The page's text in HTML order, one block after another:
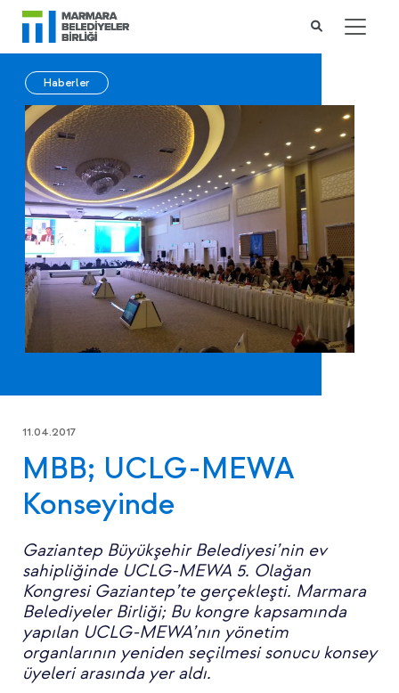
Haberler
11.04.2017
MBB; UCLG-MEWA
Konseyinde
Gaziantep Büyükşehir Belediyesi’nin ev
sahipliğinde UCLG-MEWA 5. Olağan
Kongresi Gaziantep’te gerçekleşti. Marmara
Belediyeler Birliği; Bu kongre kapsamında
yapılan UCLG-MEWA’nın yönetim
organlarının yeniden seçilmesi sonucu konsey
üyeleri arasında yer aldı.